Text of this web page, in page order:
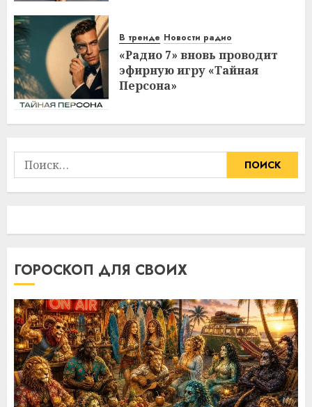
В тренде Новости радио
«Радио 7» вновь проводит
эфирную игру «Тайная
Персона»
Найти:
ГОРОСКОП ДЛЯ СВОИХ